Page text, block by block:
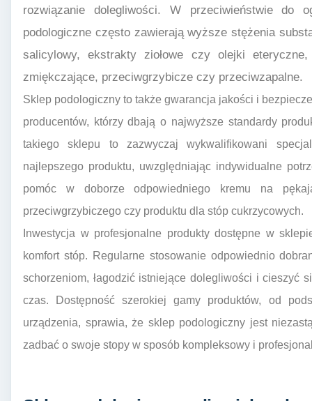
rozwiązanie dolegliwości. W przeciwieństwie do
podologiczne często zawierają wyższe stężenia
salicylowy, ekstrakty ziołowe czy olejki
zmiękczające, przeciwgrzybicze czy przeciwzapalne.
Sklep podologiczny to także gwarancja jakości i
producentów, którzy dbają o najwyższe standardy
takiego sklepu to zazwyczaj wykwalifikowani
najlepszego produktu, uwzględniając indywidualne
pomóc w doborze odpowiedniego kremu na
przeciwgrzybiczego czy produktu dla stóp cukrzycowych.
Inwestycja w profesjonalne produkty dostępne w
komfort stóp. Regularne stosowanie odpowiednio
schorzeniom, łagodzić istniejące dolegliwości i cieszyć
czas. Dostępność szerokiej gamy produktów, od
urządzenia, sprawia, że sklep podologiczny jest
zadbać o swoje stopy w sposób kompleksowy i